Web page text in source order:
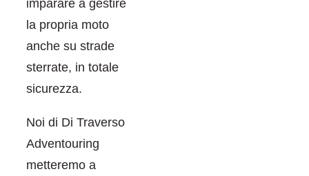
imparare a gestire
la propria moto
anche su strade
sterrate, in totale
sicurezza.
Noi di Di Traverso
Adventouring
metteremo a